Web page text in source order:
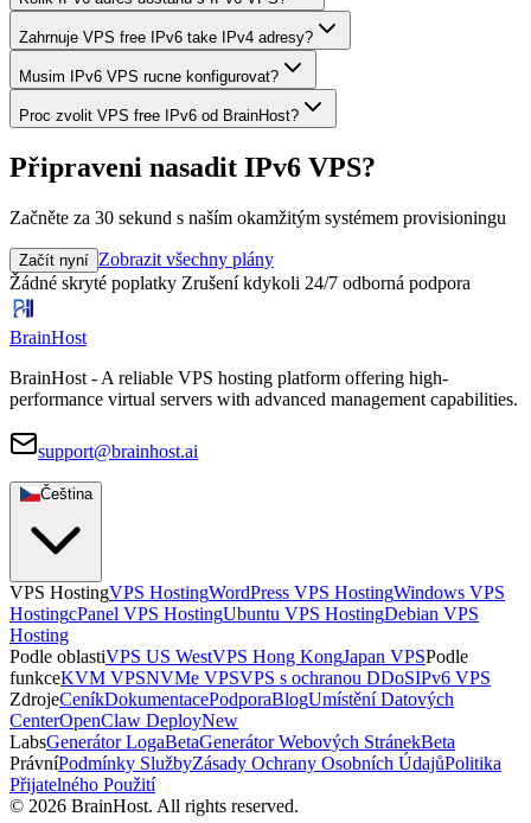
Zahrnuje VPS free IPv6 take IPv4 adresy?
Musim IPv6 VPS rucne konfigurovat?
Proc zvolit VPS free IPv6 od BrainHost?
Připraveni nasadit IPv6 VPS?
Začněte za 30 sekund s naším okamžitým systémem provisioningu
Začít nyní Zobrazit všechny plány
Žádné skryté poplatky Zrušení kdykoli 24/7 odborná podpora
BrainHost
BrainHost - A reliable VPS hosting platform offering high-
performance virtual servers with advanced management capabilities.
support@brainhost.ai
Čeština
VPS HostingVPS HostingWordPress VPS HostingWindows VPS
HostingcPanel VPS HostingUbuntu VPS HostingDebian VPS
Hosting
Podle oblastiVPS US WestVPS Hong KongJapan VPSPodle
funkceKVM VPSNVMe VPSVPS s ochranou DDoSIPv6 VPS
ZdrojeCeníkDokumentacePodporaBlogUmístění Datových
CenterOpenClaw DeployNew
LabsGenerátor LogaBetaGenerátor Webových StránekBeta
PrávníPodmínky SlužbyZásady Ochrany Osobních ÚdajůPolitika
Přijatelného Použití
© 2026 BrainHost. All rights reserved.